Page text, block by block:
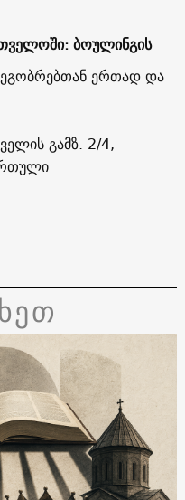
ბოულინგის
ერთად და
გამზ. 2/4,